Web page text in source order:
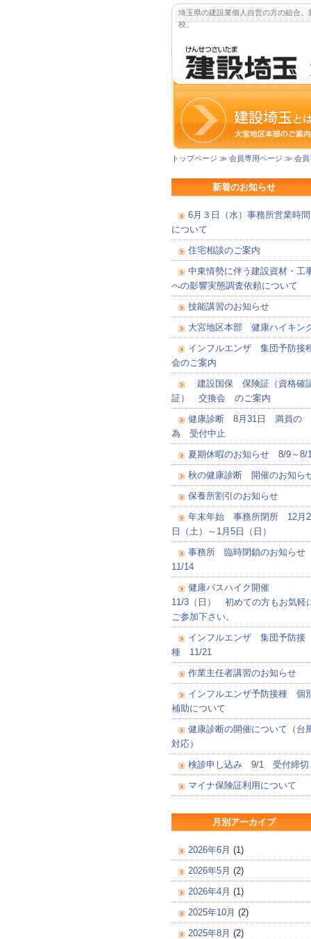
埼玉県の建設業個人自営の方の組合
校。
トップページ ≫ 会員専用ページ ≫ 会員
新着のお知らせ
6月３日（水）事務所営業時間
について
住宅相談のご案内
中東情勢に伴う建設資材・工
への影響実態調査依頼について
技能講習のお知らせ
大宮地区本部 健康ハイキン
インフルエンザ 集団予防接
会のご案内
建設国保 保険証（資格確
証） 交換会 のご案内
健康診断 8月31日 満員の
為 受付中止
夏期休暇のお知らせ 8/9～8/
秋の健康診断 開催のお知ら
保養所割引のお知らせ
年末年始 事務所閉所 12月
日（土）～1月5日（日）
事務所 臨時閉鎖のお知ら
11/14
健康バスハイク開催
11/3（日） 初めての方もお気軽
ご参加下さい。
インフルエンザ 集団予防接
種 11/21
作業主任者講習のお知らせ
インフルエンザ予防接種 個
補助について
健康診断の開催について（台
対応）
検診申し込み 9/1 受付締切
マイナ保険証利用について
月別アーカイブ
2026年6月 (1)
2026年5月 (2)
2026年4月 (1)
2025年10月 (2)
2025年8月 (2)